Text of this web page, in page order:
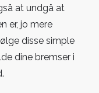
at undgå at
er, jo mere
disse simple
dine bremser i